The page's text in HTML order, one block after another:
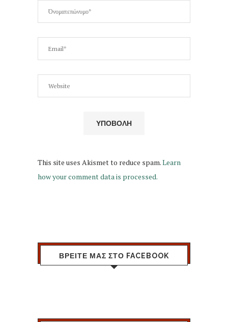
This site uses Akismet to reduce spam.Learn
how your comment data is processed.
ΒΡΕΙΤΕ ΜΑΣ ΣΤΟ FACEBOOK